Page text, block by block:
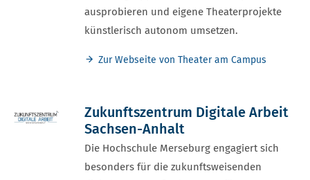
ausprobieren und eigene Theaterprojekte
künstlerisch autonom umsetzen.
Zur Webseite von Theater am Campus
Zukunftszentrum Digitale Arbeit
Sachsen-Anhalt
Die Hochschule Merseburg engagiert sich
besonders für die zukunftsweisenden